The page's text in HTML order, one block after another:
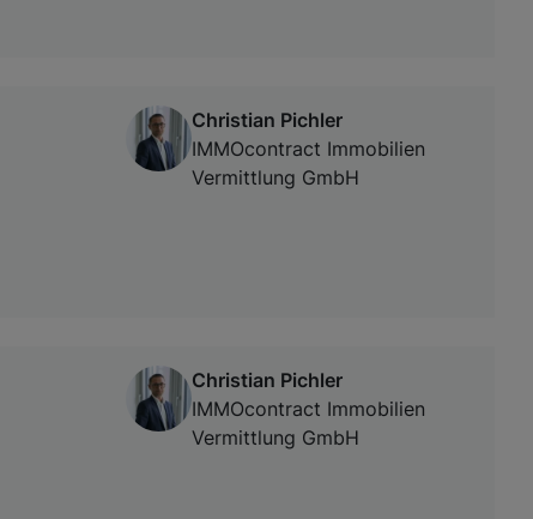
Christian Pichler
IMMOcontract Immobilien
Vermittlung GmbH
Christian Pichler
IMMOcontract Immobilien
Vermittlung GmbH